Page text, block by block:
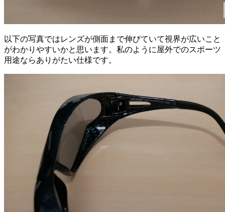
以下の写真ではレンズが側面まで伸びていて視界が広いこと
がわかりやすいかと思います。私のように屋外でのスポーツ
用途ならありがたい仕様です。